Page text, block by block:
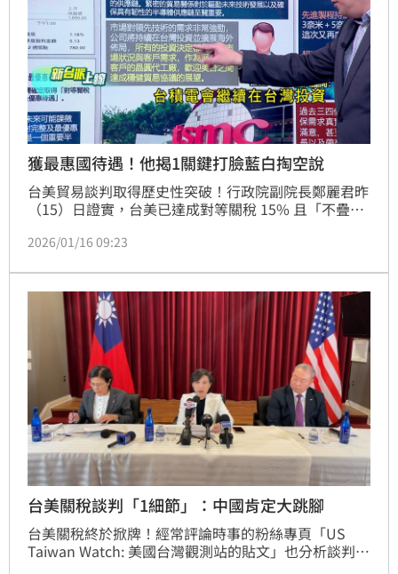
獲最惠國待遇！他揭1關鍵打臉藍白掏空說
台美貿易談判取得歷史性突破！行政院副院長鄭麗君昨
（15）日證實，台美已達成對等關稅 15% 且「不疊
款」半導體與電子產業的最惠國待遇。此利多消息引發
暴漲，終場大漲 590 點。不僅台積電發聲明表示「樂
見達成穩健貿易協議」，長期受關稅壓力的工具機與水
五金產業更出現「集體漲停」的慶祝行情。
2026/01/16 09:23
台美關稅談判「1細節」：中國肯定大跳腳
台美關稅終於掀牌！經常評論時事的粉絲專頁「US
Taiwan Watch: 美國台灣觀測站的貼文」也分析談判結